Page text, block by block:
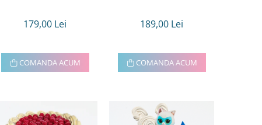
179,00 Lei
COMANDA ACUM
189,00 Lei
COMANDA ACUM